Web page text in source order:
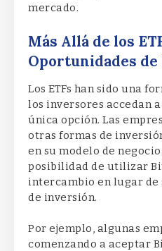
mercado.
Más Allá de los
Oportunidades
Los ETFs han sido una
los inversores accedan
única opción. Las
otras formas de
en su modelo de
posibilidad de utilizar
intercambio en lugar
de inversión.
Por ejemplo, algunas
comenzando a aceptar